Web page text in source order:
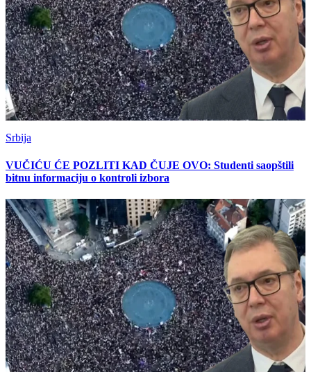
Srbija
VUČIĆU ĆE POZLITI KAD ČUJE OVO: Studenti saopštili
bitnu informaciju o kontroli izbora